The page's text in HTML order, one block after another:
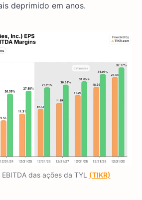
deprimido em anos.
das ações da TYL (TIKR)